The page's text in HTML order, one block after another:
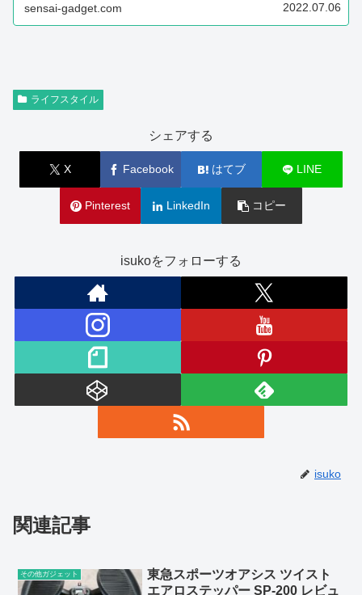
sensai-gadget.com 2022.07.06
ライフスタイル
シェアする
X Facebook はてブ LINE
Pinterest LinkedIn コピー
isukoをフォローする
isuko
関連記事
その他ガジェット
東急スポーツオアシス ツイスト
エアロステッパー SP-200 レビュ